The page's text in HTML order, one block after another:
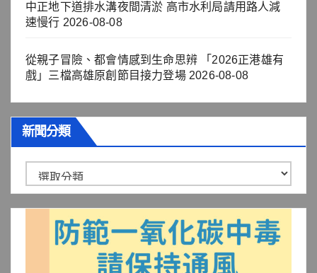
中正地下道排水溝夜間清淤 高市水利局請用路人減
速慢行 2026-08-08
從親子冒險、都會情感到生命思辨 「2026正港雄有
戲」三檔高雄原創節目接力登場 2026-08-08
新聞分類
聞